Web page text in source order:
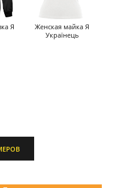
Я
Женская майка Я
Українець